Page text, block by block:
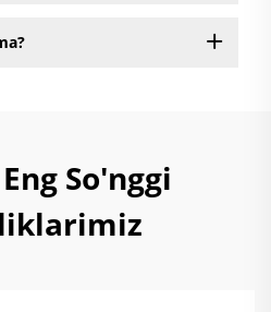
So'nggi